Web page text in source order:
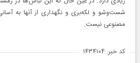
شست‌وشو و لکه‌بری و نگهداری از آنها به
مصنوعی نیست.
کد خبر: ۱۴۳۴۱۰۴